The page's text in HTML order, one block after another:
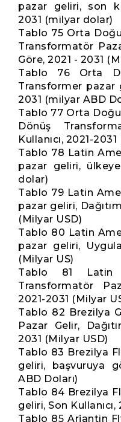
pazar geliri, son
2031 (milyar dolar)
Tablo 75 Orta
Transformatör
Göre, 2021 - 2031
Tablo 76 Orta
Transformer pazar
2031 (milyar ABD
Tablo 77 Orta
Dönüş
Kullanıcı, 2021-
Tablo 78 Latin
pazar geliri,
dolar)
Tablo 79 Latin
pazar geliri,
(Milyar USD)
Tablo 80 Latin
pazar geliri,
(Milyar US)
Tablo 81 Latin
Transformatör
2021-2031 (Milyar
Tablo 82 Brezilya
Pazar Gelir,
2031 (Milyar USD)
Tablo 83 Brezilya
geliri, başvuruya
ABD Doları)
Tablo 84 Brezilya
geliri, Son
Tablo 85 Arjantin